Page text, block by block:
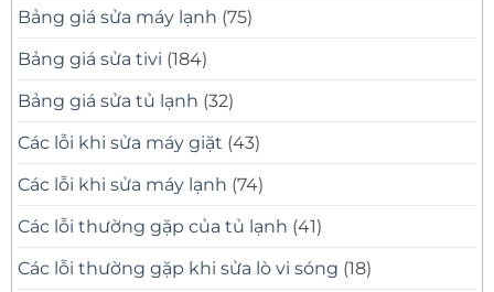
Giỏi,
Bảng giá sửa máy lạnh (75)
Bảng giá sửa tivi (184)
Bảng giá sửa tủ lạnh (32)
Các lỗi khi sửa máy giặt (43)
Các lỗi khi sửa máy lạnh (74)
Các lỗi thường gặp của tủ lạnh (41)
Các lỗi thường gặp khi sửa lò vi sóng (18)